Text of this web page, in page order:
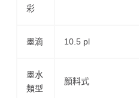
彩
墨滴 10.5 pl
墨水
類型
顏料式